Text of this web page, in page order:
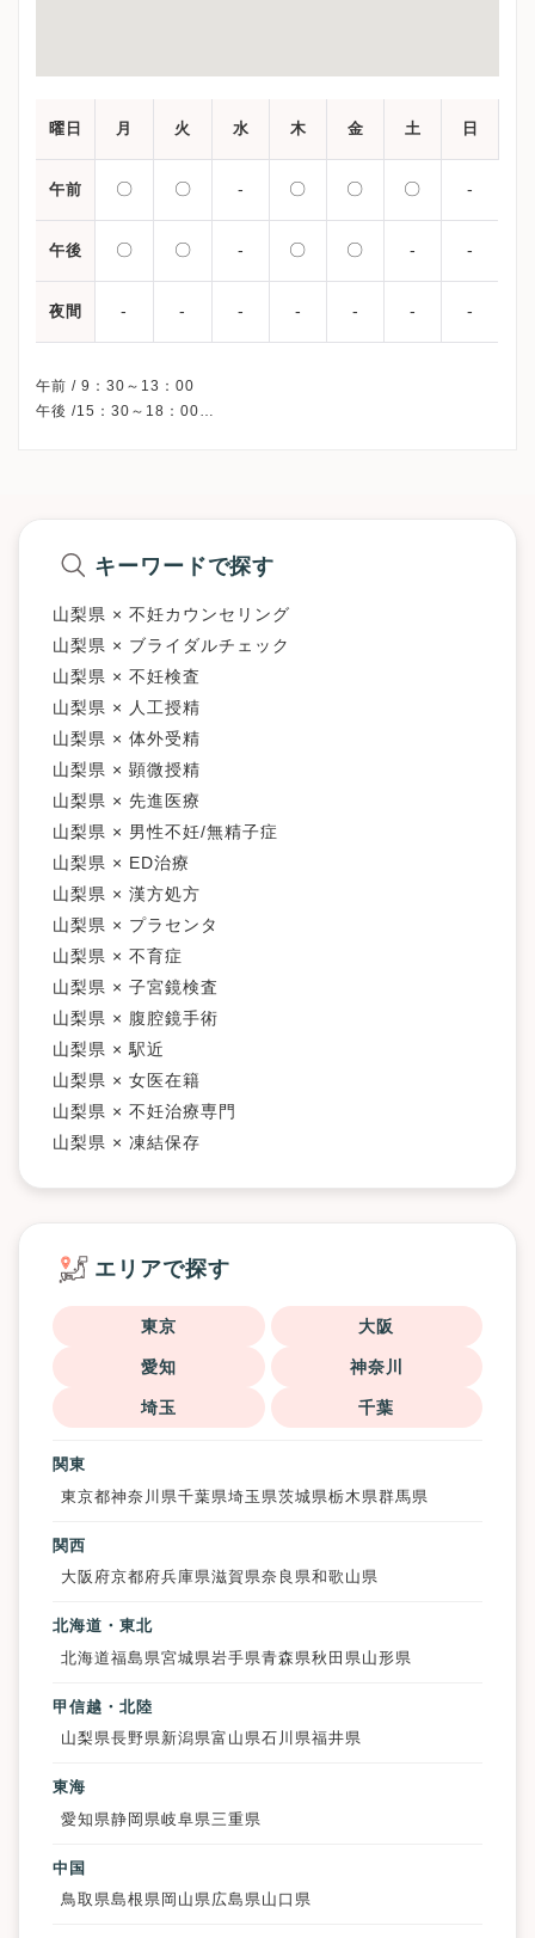
曜日 月 火 水 木 金 土 日
午前 〇 〇 - 〇 〇 〇 -
午後 〇 〇 - 〇 〇 - -
夜間 - - - - - - -
午前 / 9：30～13：00
午後 /15：30～18：00
キーワードで探す
山梨県 × 不妊カウンセリング
山梨県 × ブライダルチェック
山梨県 × 不妊検査
山梨県 × 人工授精
山梨県 × 体外受精
山梨県 × 顕微授精
山梨県 × 先進医療
山梨県 × 男性不妊/無精子症
山梨県 × ED治療
山梨県 × 漢方処方
山梨県 × プラセンタ
山梨県 × 不育症
山梨県 × 子宮鏡検査
山梨県 × 腹腔鏡手術
山梨県 × 駅近
山梨県 × 女医在籍
山梨県 × 不妊治療専門
山梨県 × 凍結保存
エリアで探す
東京 大阪
愛知 神奈川
埼玉 千葉
関東
東京都神奈川県千葉県埼玉県茨城県栃木県群馬県
関西
大阪府京都府兵庫県滋賀県奈良県和歌山県
北海道・東北
北海道福島県宮城県岩手県青森県秋田県 山形県
甲信越・北陸
山梨県長野県新潟県富山県石川県福井県
東海
愛知県静岡県岐阜県 三重県
中国
鳥取県島根県 岡山県広島県山口県